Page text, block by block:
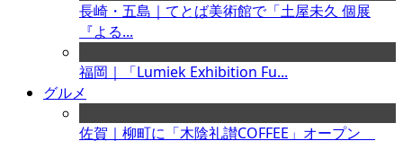
長崎・五島｜てとば美術館で「土屋未久 個展
『よる...
福岡｜「Lumiek Exhibition Fu...
グルメ
佐賀｜柳町に「木陰礼讃COFFEE」オープン